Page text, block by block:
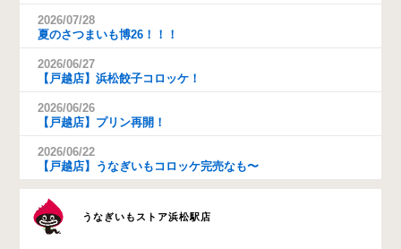
2026/07/28
夏のさつまいも博26！！！
2026/06/27
【戸越店】浜松餃子コロッケ！
2026/06/26
【戸越店】プリン再開！
2026/06/22
【戸越店】うなぎいもコロッケ完売なも〜
うなぎいもストア浜松駅店